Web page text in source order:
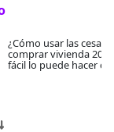
¿Cómo usar las
comprar vivienda
fácil lo puede hacer